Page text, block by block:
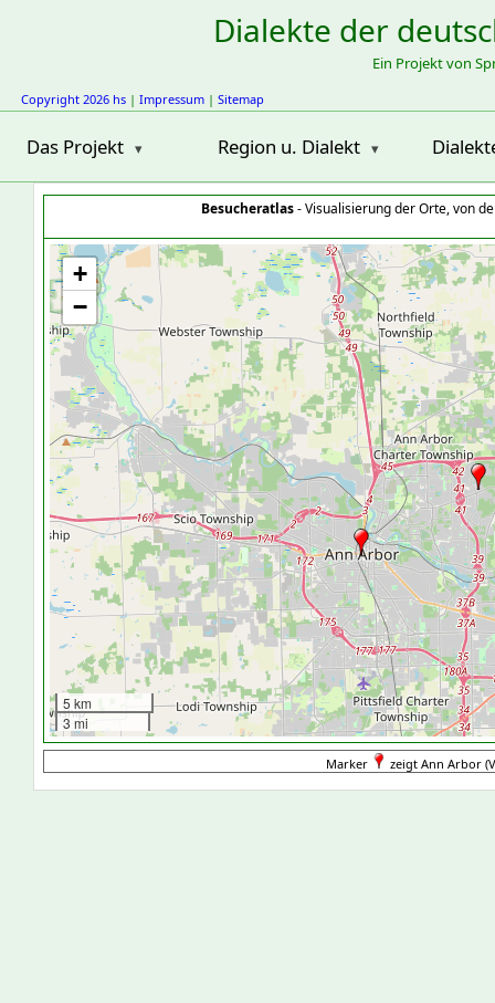
Dialekte der
Ein Projekt von
Copyright 2026 hs | Impressum | Sitemap
Das Projekt Region u. Dialekt
Besucheratlas- Visualisierung der Orte, von
+
−
5 km
3 mi
Marker zeigt Ann Arbor